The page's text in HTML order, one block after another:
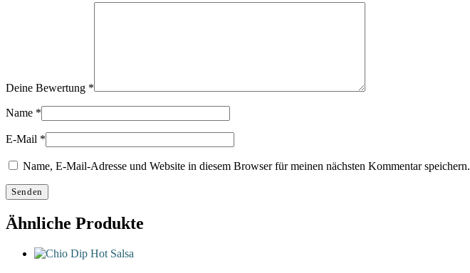
Deine Bewertung *
Name *
E-Mail *
Name, E-Mail-Adresse und Website in diesem Browser für meinen nächsten Kommentar speichern.
Ähnliche Produkte